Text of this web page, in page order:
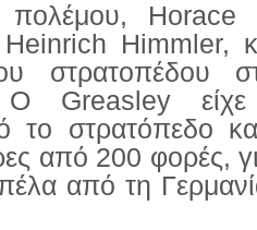
Horace
Himmler,
στρατοπέδου
Ο Greasley
το στρατόπεδο
από 200 φορές,
από τη